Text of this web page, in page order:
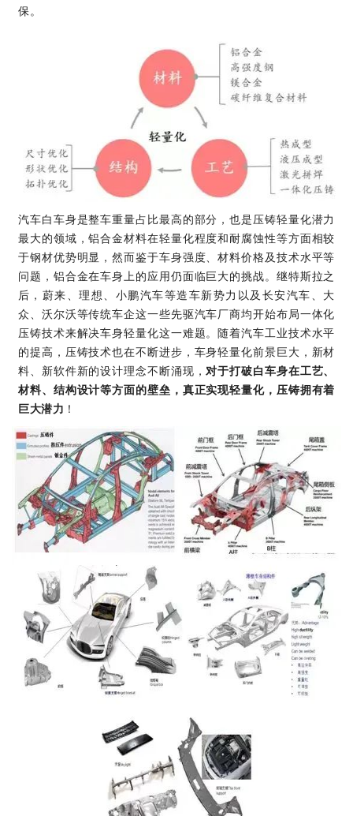
保。
汽车白车身是整车重量占比最高的部分，也是压铸轻量化潜力
最大的领域，铝合金材料在轻量化程度和耐腐蚀性等方面相较
于钢材优势明显，然而鉴于车身强度、材料价格及技术水平等
问题，铝合金在车身上的应用仍面临巨大的挑战。继特斯拉之
后，蔚来、理想、小鹏汽车等造车新势力以及长安汽车、大
众、沃尔沃等传统车企这一些先驱汽车厂商均开始布局一体化
压铸技术来解决车身轻量化这一难题。随着汽车工业技术水平
的提高，压铸技术也在不断进步，车身轻量化前景巨大，新材
料、新软件新的设计理念不断涌现， 对于打破白车身在工艺、
材料、结构设计等方面的壁垒，真正实现轻量化，压铸拥有着
巨大潜力 ！